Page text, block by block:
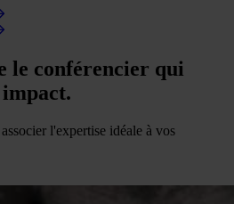
le conférencier qui
l'expertise idéale à vos